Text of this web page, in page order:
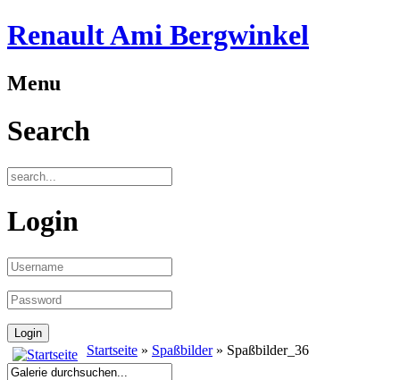
Renault Ami Bergwinkel
Menu
Search
Login
Startseite » Spaßbilder» Spaßbilder_36